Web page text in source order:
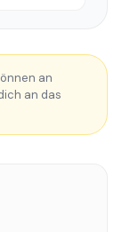
an
an das